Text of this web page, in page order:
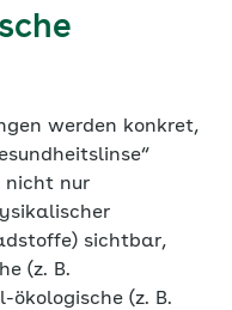
werden konkret,
nicht nur
sichtbar,
(z. B.
ökologische (z. B.